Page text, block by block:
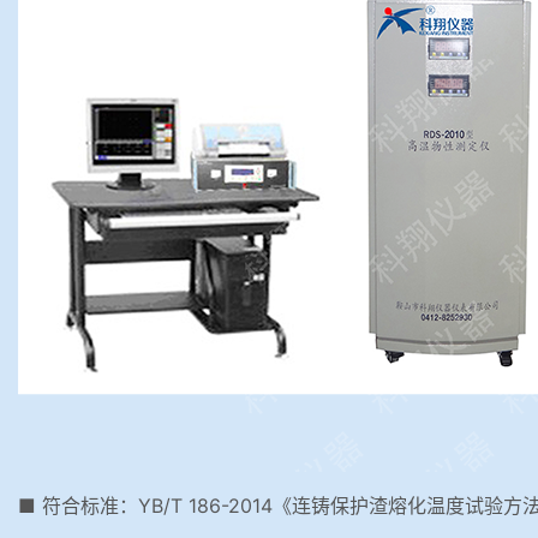
■ 符合标准：YB/T 186-2014《连铸保护渣熔化温度试验方